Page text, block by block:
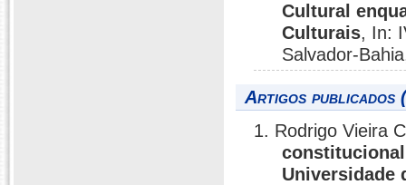
Cultural
Culturais, In:
Salvador-
Artigos publicados
1. Rodrigo Vieira
Universidade